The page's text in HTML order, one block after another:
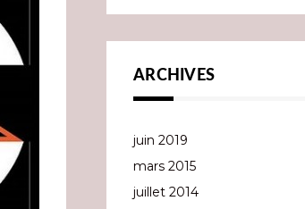
ARCHIVES
juin 2019
mars 2015
juillet 2014